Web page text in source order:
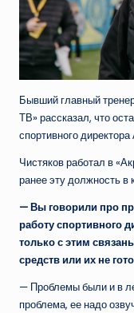
Бывший главный
ТВ» рассказал, что
спортивного
Чистяков работал в
ранее эту должность
— Вы говорили про
работу спортивного
только с этим
средств или их не
— Проблемы были и в
проблема, ее надо